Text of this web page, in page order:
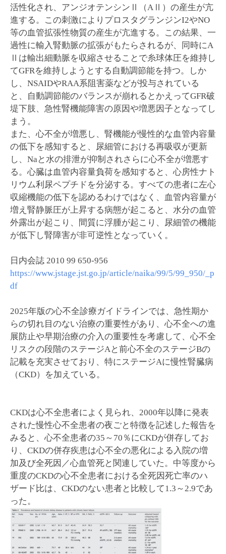
活性化され、アンジオテンシンⅡ（AⅡ）の産生が亢
進する。この刺激によりプロスタグランジンI2やNO
等の血管拡張性物質の産生が亢進する。この結果、一
過性に輸入腎動脈の拡張がもたらされるが、同時にA
Ⅱは輸出細動脈を収縮させることで糸球体圧を維持し
てGFRを維持しようとする自動調節能を持つ。しか
し、NSAIDやRAA系阻害薬などが投与されている
と、自動調節能のバランスが崩れるとかえってGFR破
堤下肢、急性腎機能障害の原因や増悪因子となってし
まう。
また、心不全が増悪し、腎機能が慢性的な血管内容量
の低下を感知すると、尿細管における再吸収が更新
し、Naと水の排泄が抑制されさらに心不全が増悪す
る。心臓は血管内容量負荷を感知すると、心房性ナト
リウム利尿ペプチドを分泌する。すべての患者に左心
収縮機能の低下を認めるわけではなく、血管内容量が
増え腎静脈圧が上昇する病態が起こると、水分の血管
外露出が起こり、間質に浮腫が起こり、尿細管の機能
が低下し腎障害が非可逆性となっていく。
日内会誌 2010 99 650-956
https://www.jstage.jst.go.jp/article/naika/99/5/99_950/_p
df
2025年版の心不全診療ガイドラインでは、急性期か
らの切れ目のない治療の重要性があり、心不全への進
展防止や早期治療の介入の重要性を考慮して、心不全
リスクの段階のステージAと前心不全のステージBの
記載を充実させており、特にステージAに慢性腎臓病
（CKD）を加えている。
CKDは心不全患者によく見られ、2000年以降に発表
された慢性心不全患者の夜ごと特徴を記述した報告を
みると、心不全患者の35～70％にCKDが併存してお
り、CKDの併存疾患は心不全の悪化による入院の増
加及び全死因／心血管死と関連していた。中等度から
重度のCKDの心不全患者における全死因死亡率のハ
ザード比は、CKDのない患者と比較して1.3～2.9であ
った。